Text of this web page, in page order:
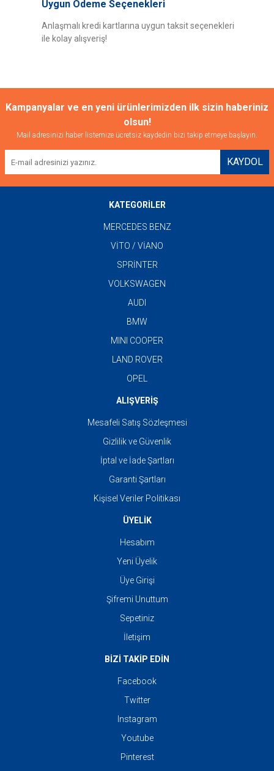
Uygun Ödeme Seçenekleri
Anlaşmalı kredi kartlarına uygun taksit seçenekleri
ile kolay alışveriş!
Kampanyalar ve en yeni ürünlerimizden ilk sizin haberiniz
olsun!
Mail adresinizi haber listemize ücretsiz kaydedin bizi takip etmeye başlayın.
KAYDOL
KATEGORİLER
MERCEDES BENZ
VİTO / VİANO
SPRİNTER
VOLKSWAGEN
AUDI
BMW
MINI COOPER
LAND ROVER
OPEL
ALIŞVERİŞ
Mesafeli Satış Sözleşmesi
Gizlilik ve Güvenlik
İptal ve İade Şartları
Garanti Şartları
Kişisel Veriler Politikası
ÜYELİK
Hesabım
Yeni Üyelik
Üye Girişi
Şifremi Unuttum
Sepetiniz
İletişim
BİZİ TAKİP EDİN
Facebook
Twitter
Instagram
Youtube
Pinterest